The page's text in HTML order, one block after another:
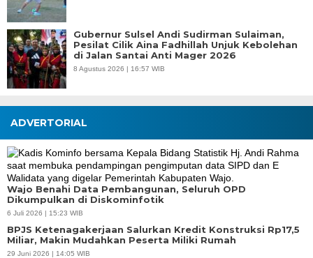
Gubernur Sulsel Andi Sudirman Sulaiman,
Pesilat Cilik Aina Fadhillah Unjuk Kebolehan
di Jalan Santai Anti Mager 2026
8 Agustus 2026 | 16:57 WIB
ADVERTORIAL
Wajo Benahi Data Pembangunan, Seluruh OPD
Dikumpulkan di Diskominfotik
6 Juli 2026 | 15:23 WIB
BPJS Ketenagakerjaan Salurkan Kredit Konstruksi Rp17,5
Miliar, Makin Mudahkan Peserta Miliki Rumah
29 Juni 2026 | 14:05 WIB